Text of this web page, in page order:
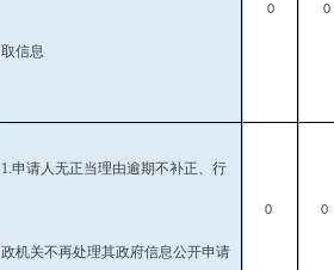
取信息
0 0
1. 申请人无正当理由逾期不补正、行
政机关不再处理其政府信息公开申请
0 0